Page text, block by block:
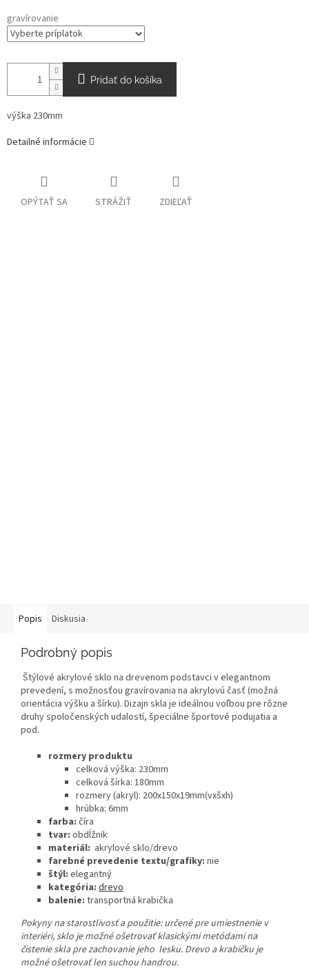
gravírovanie
Pridať do košíka
výška 230mm
Detailné informácie
OPÝTAŤ SA STRÁŽIŤ ZDIEĽAŤ
Popis Diskusia
Podrobný popis
Štýlové akrylové sklo na drevenom podstavci v elegantnom
prevedení, s možnosťou gravírovania na akrylovú časť (možná
orientácia výšku a šírku). Dizajn skla je ideálnou voľbou pre rôzne
druhy spoločenských udalostí, špeciálne športové podujatia a
pod.
rozmery produktu
celková výška: 230mm
celková šírka: 180mm
rozmery (akryl): 200x150x19mm(vxšxh)
hrúbka: 6mm
farba: číra
tvar: obdĺžnik
materiál: akrylové sklo/drevo
farebné prevedenie textu/grafiky: nie
štýl: elegantný
kategória: drevo
balenie: transportná krabička
Pokyny na starostlivosť a použitie: určené pre umiestnenie v
interiéri, sklo je možné ošetrovať klasickými metódami na
čistenie skla pre zachovanie jeho lesku. Drevo a krabičku je
možné ošetrovať len suchou handrou.